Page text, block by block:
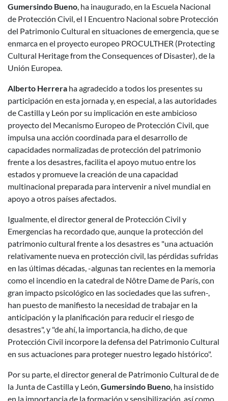
Gumersindo Bueno, ha inaugurado, en la Escuela Nacional
de Protección Civil, el I Encuentro Nacional sobre Protección
del Patrimonio Cultural en situaciones de emergencia, que se
enmarca en el proyecto europeo PROCULTHER (Protecting
Cultural Heritage from the Consequences of Disaster), de la
Unión Europea.
Alberto Herrera ha agradecido a todos los presentes su
participación en esta jornada y, en especial, a las autoridades
de Castilla y León por su implicación en este ambicioso
proyecto del Mecanismo Europeo de Protección Civil, que
impulsa una acción coordinada para el desarrollo de
capacidades normalizadas de protección del patrimonio
frente a los desastres, facilita el apoyo mutuo entre los
estados y promueve la creación de una capacidad
multinacional preparada para intervenir a nivel mundial en
apoyo a otros países afectados.
Igualmente, el director general de Protección Civil y
Emergencias ha recordado que, aunque la protección del
patrimonio cultural frente a los desastres es "una actuación
relativamente nueva en protección civil, las pérdidas sufridas
en las últimas décadas, -algunas tan recientes en la memoria
como el incendio en la catedral de Nôtre Dame de París, con
gran impacto psicológico en las sociedades que las sufren-,
han puesto de manifiesto la necesidad de trabajar en la
anticipación y la planificación para reducir el riesgo de
desastres", y "de ahí, la importancia, ha dicho, de que
Protección Civil incorpore la defensa del Patrimonio Cultural
en sus actuaciones para proteger nuestro legado histórico".
Por su parte, el director general de Patrimonio Cultural de de
la Junta de Castilla y León,Gumersindo Bueno, ha insistido
en la importancia de la formación y sensibilización, así como